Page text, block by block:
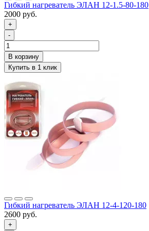
Гибкий нагреватель ЭЛАН 12-1.5-80-180
2000 руб.
+
-
Гибкий нагреватель ЭЛАН 12-4-120-180
2600 руб.
+